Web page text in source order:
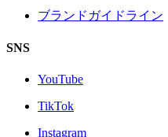
ブランドガイドライン
SNS
YouTube
TikTok
Instagram